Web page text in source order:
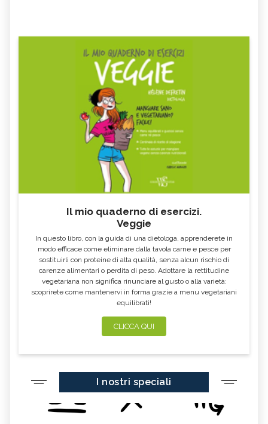
Il mio quaderno di esercizi.
Veggie
In questo libro, con la guida di una dietologa, apprenderete in
modo efficace come eliminare dalla tavola carne e pesce per
sostituirli con proteine di alta qualità, senza alcun rischio di
carenze alimentari o perdita di peso. Adottare la rettitudine
vegetariana non significa rinunciare al gusto o alla varietà:
scoprirete come mantenervi in forma grazie a menu vegetariani
equilibrati!
CLICCA QUI
I nostri speciali